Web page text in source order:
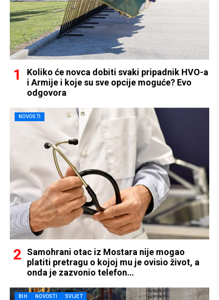
Koliko će novca dobiti svaki pripadnik HVO-a
i Armije i koje su sve opcije moguće? Evo
odgovora
NOVOSTI
Samohrani otac iz Mostara nije mogao
platiti pretragu o kojoj mu je ovisio život, a
onda je zazvonio telefon…
BIH NOVOSTI SVIJET